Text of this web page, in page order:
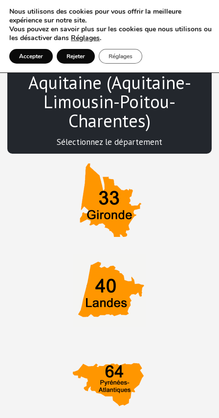
VTC en Nouvelle-
Aquitaine (Aquitaine-
Limousin-Poitou-
Charentes)
Sélectionnez le département
Nous utilisons des cookies pour vous offrir la meilleure
expérience sur notre site.
Vous pouvez en savoir plus sur les cookies que nous utilisons ou
les désactiver dans Réglages.
Accepter Rejeter Réglages